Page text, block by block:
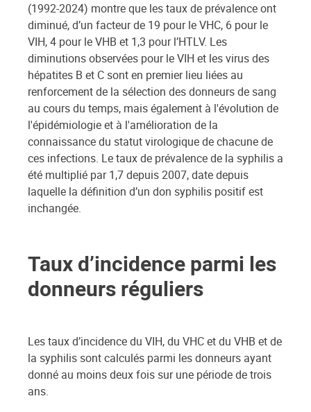
(1992-2024) montre que les taux de prévalence ont
diminué, d’un facteur de 19 pour le VHC, 6 pour le
VIH, 4 pour le VHB et 1,3 pour l’HTLV. Les
diminutions observées pour le VIH et les virus des
hépatites B et C sont en premier lieu liées au
renforcement de la sélection des donneurs de sang
au cours du temps, mais également à l'évolution de
l'épidémiologie et à l'amélioration de la
connaissance du statut virologique de chacune de
ces infections. Le taux de prévalence de la syphilis a
été multiplié par 1,7 depuis 2007, date depuis
laquelle la définition d’un don syphilis positif est
inchangée.
Taux d’incidence parmi les
donneurs réguliers
Les taux d’incidence du VIH, du VHC et du VHB et de
la syphilis sont calculés parmi les donneurs ayant
donné au moins deux fois sur une période de trois
ans.